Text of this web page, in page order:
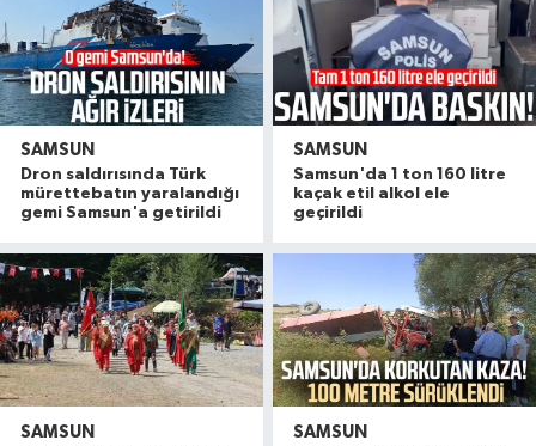
SAMSUN
Dron saldırısında Türk
mürettebatın yaralandığı
gemi Samsun'a getirildi
SAMSUN
Samsun'da 1 ton 160 litre
kaçak etil alkol ele
geçirildi
SAMSUN SAMSUN